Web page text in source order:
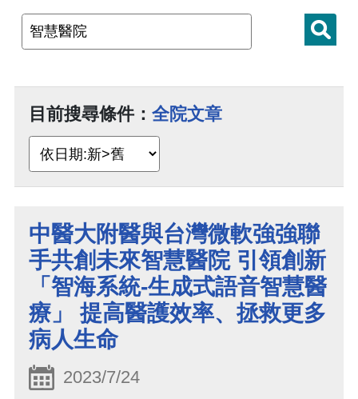
目前搜尋條件： 全院文章
中醫大附醫與台灣微軟強強聯
手共創未來智慧醫院 引領創新
「智海系統-生成式語音智慧醫
療」 提高醫護效率、拯救更多
病人生命
2023/7/24